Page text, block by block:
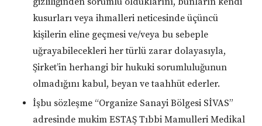
kusurları veya ihmalleri neticesinde üçüncü
kişilerin eline geçmesi ve/veya bu sebeple
uğrayabilecekleri her türlü zarar dolayasıyla,
Şirket’in herhangi bir hukuki sorumluluğunun
olmadığını kabul, beyan ve taahhüt ederler.
İşbu sözleşme “Organize Sanayi Bölgesi SİVAS”
adresinde mukim ESTAŞ Tıbbi Mamulleri Medikal